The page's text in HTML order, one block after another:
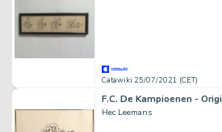
Catawiki 25/07/2021 (CET)
Hec Leemans